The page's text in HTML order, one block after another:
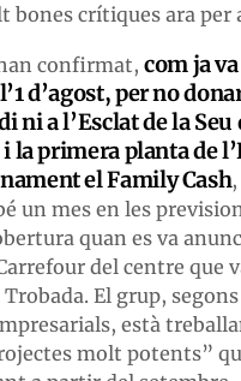
bones crítiques ara per
confirmat, com ja
d’agost, per no
ni a l’Esclat de la Seu
la primera planta de
el Family Cash
un mes en les
quan es va
del centre que
El grup,
està
molt potents”